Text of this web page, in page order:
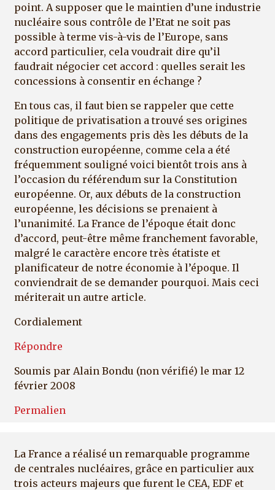
point. A supposer que le maintien d’une industrie
nucléaire sous contrôle de l’Etat ne soit pas
possible à terme vis-à-vis de l’Europe, sans
accord particulier, cela voudrait dire qu’il
faudrait négocier cet accord : quelles serait les
concessions à consentir en échange ?
En tous cas, il faut bien se rappeler que cette
politique de privatisation a trouvé ses origines
dans des engagements pris dès les débuts de la
construction européenne, comme cela a été
fréquemment souligné voici bientôt trois ans à
l’occasion du référendum sur la Constitution
européenne. Or, aux débuts de la construction
européenne, les décisions se prenaient à
l’unanimité. La France de l’époque était donc
d’accord, peut-être même franchement favorable,
malgré le caractère encore très étatiste et
planificateur de notre économie à l’époque. Il
conviendrait de se demander pourquoi. Mais ceci
mériterait un autre article.
Cordialement
Répondre
Soumis par Alain Bondu (non vérifié) le mar 12
février 2008
Permalien
La France a réalisé un remarquable programme
de centrales nucléaires, grâce en particulier aux
trois acteurs majeurs que furent le CEA, EDF et